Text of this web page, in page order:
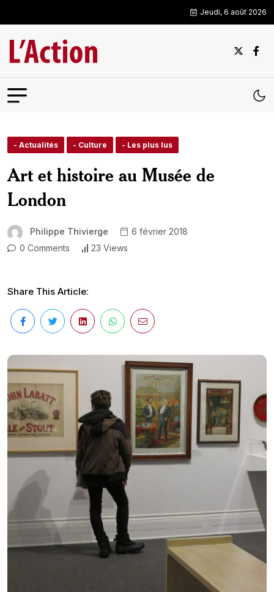
Jeudi, 6 août 2026
- Actualités - Culture - Les plus lus
Art et histoire au Musée de
London
Philippe Thivierge
6 février 2018
0 Comments
23 Views
Share This Article: